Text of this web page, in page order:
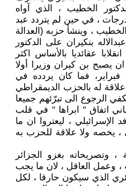
الخطيب ، الذي آواه
، في حين لم يتردد عبد
، وينشأ حزبه (العدالة
بنكيران على الدكتور
عقائديا بالأساس اكثر
ان يصبح بن كيران وزيرا أولا
لسرقته فضائل ونتائج 20 فبراير، فما كان يردده في
علاقة له بالحزب الديمقراطي
الرجوع الى تبرّئهم جميعا
اتفاق " ابراها " في قلب
الإسرائيلي ، ليعتروا ان ما
، يخصه ولا علاقة للحزب به
، وتصريحاته بغزو الجزائر
، وعمل العاقل ، لان ما يجب
الذي سيكون حارقا ، لكل